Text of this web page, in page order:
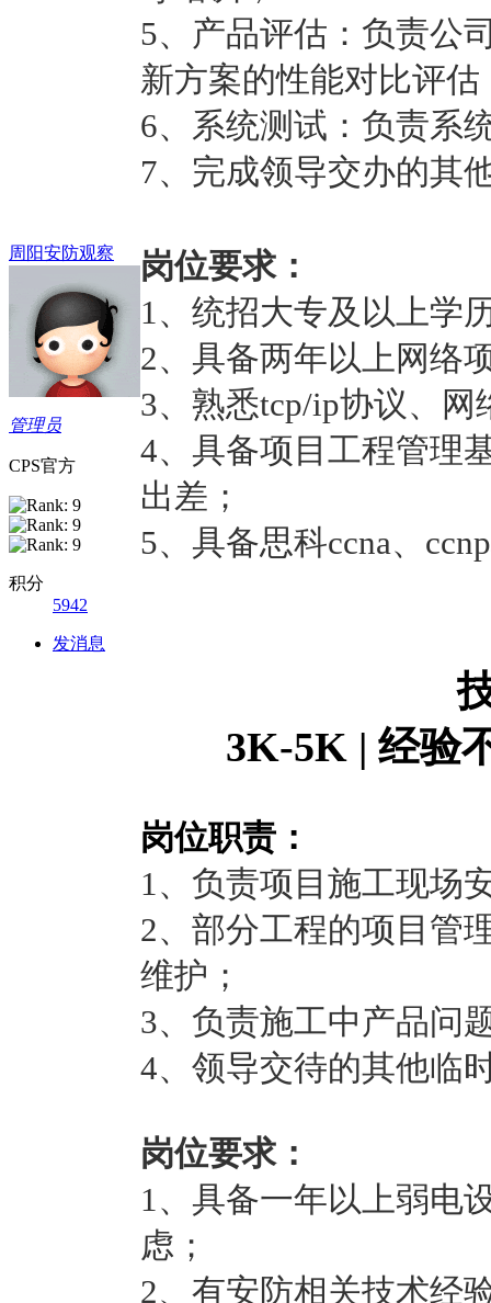
周阳安防观察
管理员
CPS官方
积分
5942
发消息
5、产品评估：负责公
新方案的性能对比评估
6、系统测试：负责系
7、完成领导交办的其
岗位要求：
1、统招大专及以上学
2、具备两年以上网络
3、熟悉tcp/ip协议、网
4、具备项目工程管理
出差；
5、具备思科ccna、
3K-5K | 经验
岗位职责：
1、负责项目施工现场
2、部分工程的项目管
维护；
3、负责施工中产品问
4、领导交待的其他临
岗位要求：
1、具备一年以上弱电
虑；
2、有安防相关技术经